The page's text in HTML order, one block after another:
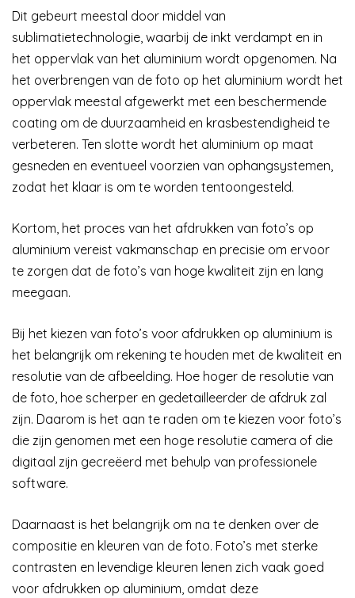
Dit gebeurt meestal door middel van
sublimatietechnologie, waarbij de inkt verdampt en in
het oppervlak van het aluminium wordt opgenomen. Na
het overbrengen van de foto op het aluminium wordt het
oppervlak meestal afgewerkt met een beschermende
coating om de duurzaamheid en krasbestendigheid te
verbeteren. Ten slotte wordt het aluminium op maat
gesneden en eventueel voorzien van ophangsystemen,
zodat het klaar is om te worden tentoongesteld.
Kortom, het proces van het afdrukken van foto’s op
aluminium vereist vakmanschap en precisie om ervoor
te zorgen dat de foto’s van hoge kwaliteit zijn en lang
meegaan.
Bij het kiezen van foto’s voor afdrukken op aluminium is
het belangrijk om rekening te houden met de kwaliteit en
resolutie van de afbeelding. Hoe hoger de resolutie van
de foto, hoe scherper en gedetailleerder de afdruk zal
zijn. Daarom is het aan te raden om te kiezen voor foto’s
die zijn genomen met een hoge resolutie camera of die
digitaal zijn gecreëerd met behulp van professionele
software.
Daarnaast is het belangrijk om na te denken over de
compositie en kleuren van de foto. Foto’s met sterke
contrasten en levendige kleuren lenen zich vaak goed
voor afdrukken op aluminium, omdat deze